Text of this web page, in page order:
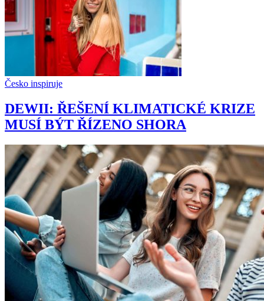
Česko inspiruje
DEWII: ŘEŠENÍ KLIMATICKÉ KRIZE
MUSÍ BÝT ŘÍZENO SHORA